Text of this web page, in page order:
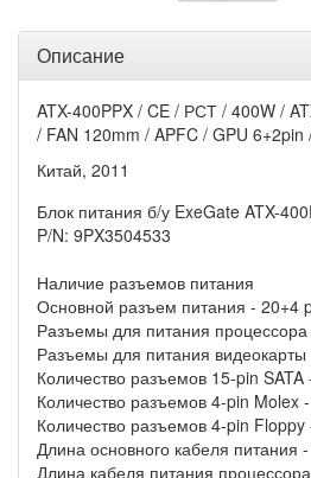
Описание
ATX-400PPX / CE / РСТ / 400W /
/ FAN 120mm / APFC / GPU 6+2pin
Китай, 2011
Блок питания б/у ExeGate ATX-
P/N: 9PX3504533
Наличие разъемов питания
Основной разъем питания - 20+4
Разъемы для питания
Разъемы для питания
Количество разъемов 15-pin SATA
Количество разъемов 4-pin Molex
Количество разъемов 4-pin
Длина основного кабеля питания
Длина кабеля питания